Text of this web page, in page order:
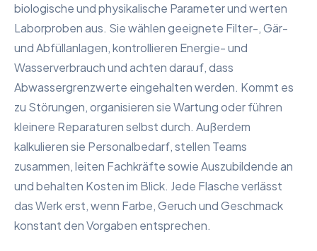
biologische und physikalische Parameter und werten
Laborproben aus. Sie wählen geeignete Filter-, Gär-
und Abfüllanlagen, kontrollieren Energie- und
Wasserverbrauch und achten darauf, dass
Abwassergrenzwerte eingehalten werden. Kommt es
zu Störungen, organisieren sie Wartung oder führen
kleinere Reparaturen selbst durch. Außerdem
kalkulieren sie Personalbedarf, stellen Teams
zusammen, leiten Fachkräfte sowie Auszubildende an
und behalten Kosten im Blick. Jede Flasche verlässt
das Werk erst, wenn Farbe, Geruch und Geschmack
konstant den Vorgaben entsprechen.